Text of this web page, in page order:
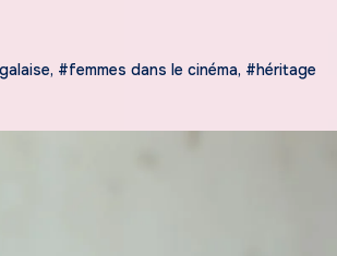
, #femmes dans le cinéma, #héritage